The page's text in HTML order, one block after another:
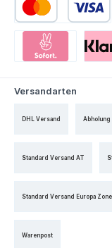
Versandarten
DHL Versand Abholung
Standard Versand AT
Standard Versand Europa
Warenpost